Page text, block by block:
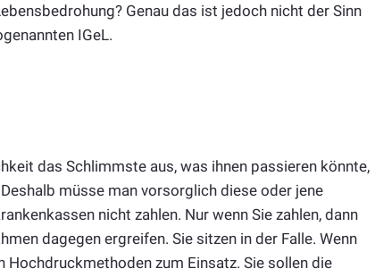
Genau das ist jedoch nicht der Sinn
IGeL.
das Schlimmste aus, was ihnen passieren könnte,
müsse man vorsorglich diese oder jene
nicht zahlen. Nur wenn Sie zahlen, dann
dagegen ergreifen. Sie sitzen in der Falle. Wenn
Hochdruckmethoden zum Einsatz. Sie sollen die